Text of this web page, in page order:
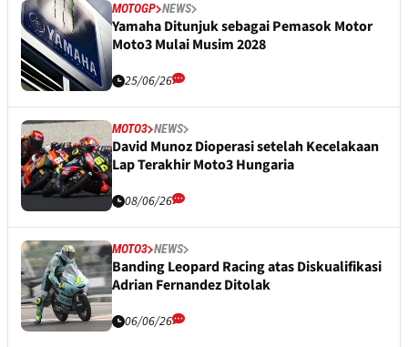
MOTOGP NEWS
Yamaha Ditunjuk sebagai Pemasok Motor
Moto3 Mulai Musim 2028
25/06/26
MOTO3 NEWS
David Munoz Dioperasi setelah Kecelakaan
Lap Terakhir Moto3 Hungaria
08/06/26
MOTO3 NEWS
Banding Leopard Racing atas Diskualifikasi
Adrian Fernandez Ditolak
06/06/26